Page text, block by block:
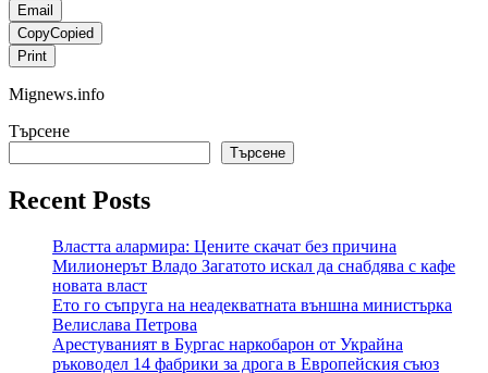
Email
CopyCopied
Print
Mignews.info
Търсене
Търсене
Recent Posts
Властта алармира: Цените скачат без причина
Милионерът Владо Загатото искал да снабдява с кафе
новата власт
Ето го съпруга на неадекватната външна министърка
Велислава Петрова
Арестуваният в Бургас наркобарон от Украйна
ръководел 14 фабрики за дрога в Европейския съюз